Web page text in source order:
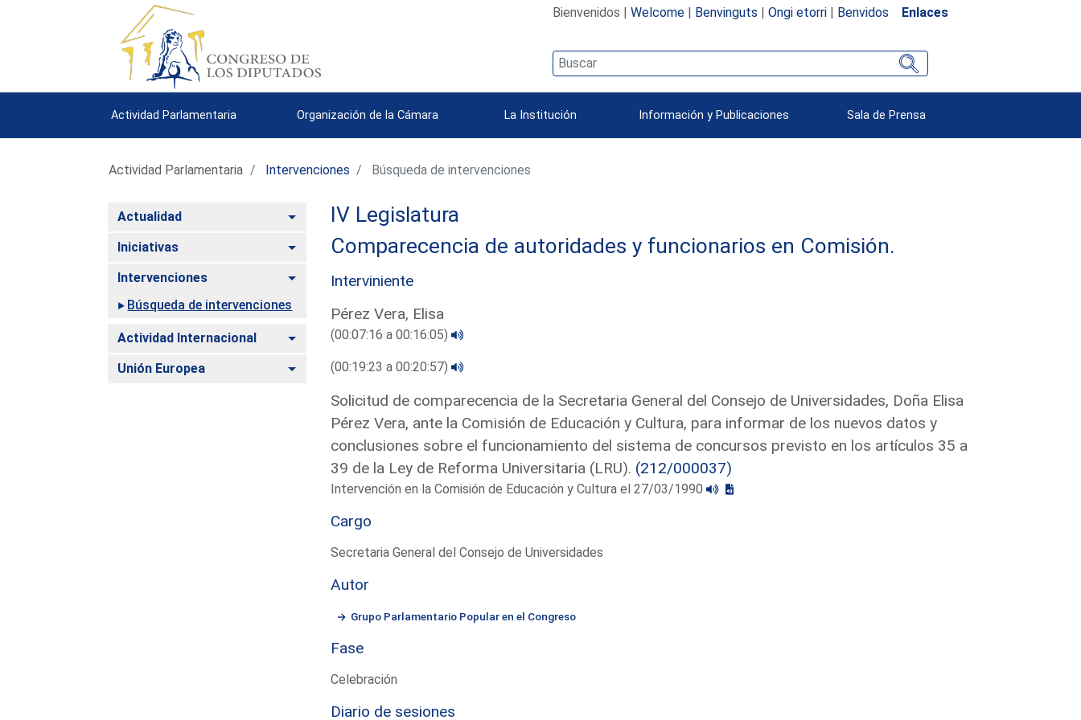
Bienvenidos | Welcome| Benvinguts | Ongi etorri| Benvidos Enlaces
Actividad Parlamentaria Organización de la Cámara La Institución Información y Publicaciones Sala de Prensa
Actividad Parlamentaria Intervenciones Búsqueda de intervenciones
Actualidad Alternar
Iniciativas Alternar
Intervenciones
Alternar
Búsqueda de intervenciones
Actividad Internacional Alternar
Unión Europea Alternar
IV Legislatura
Comparecencia de autoridades y funcionarios en Comisión.
Interviniente
Pérez Vera, Elisa
(00:07:16 a 00:16:05)
(00:19:23 a 00:20:57)
Solicitud de comparecencia de la Secretaria General del Consejo de Universidades, Doña Elisa
Pérez Vera, ante la Comisión de Educación y Cultura, para informar de los nuevos datos y
conclusiones sobre el funcionamiento del sistema de concursos previsto en los artículos 35 a
39 de la Ley de Reforma Universitaria (LRU). (212/000037)
Intervención en la Comisión de Educación y Cultura el 27/03/1990
Cargo
Secretaria General del Consejo de Universidades
Autor
Grupo Parlamentario Popular en el Congreso
Fase
Celebración
Diario de sesiones